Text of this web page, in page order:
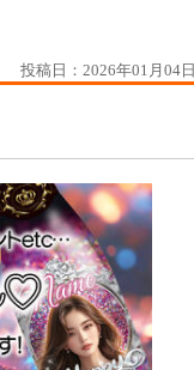
投稿日：2026年01月04日